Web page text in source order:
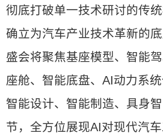
彻底打破单一技术研讨的传
确立为汽车产业技术革新的
盛会将聚焦基座模型、智能
座舱、智能底盘、AI动力系
智能设计、智能制造、具身
节，全方位展现AI对现代汽